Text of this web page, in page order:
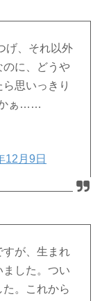
げ、それ以外
のに、どうや
思いっきり
かぁ……
12月9日
すが、生まれ
した。つい
。これから